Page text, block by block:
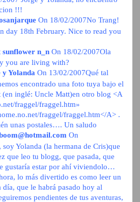
!!!
On 18/02/2007No Trang!
day 18th February. Nice to read you
sunflower n_n On 18/02/2007Ola
you are living with?
y Yolanda On 13/02/2007Qué tal
encontrado una foto tuya bajo el
(en inglé: Uncle Matt)en otro blog <A
fraggel/fraggel.htm»
fraggel/fraggel.htm</A> .
unas postales…. Un saludo
On
soy Yolanda (la hermana de Cris)que
que leo tu blogg, que pasada, que
gustaría estar por ahí viviendolo…
lo más divertido es como leer un
que le habrá pasado hoy al
pendientes de tus aventuras,